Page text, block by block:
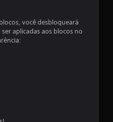
você desbloqueará
aplicadas aos blocos no